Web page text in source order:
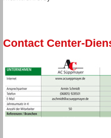
Contact Center-